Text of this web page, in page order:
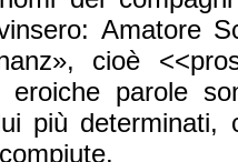
Amatore
cioè
eroiche parole
più determinati,